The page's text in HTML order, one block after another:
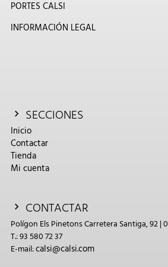
PORTES CALSI
INFORMACIÓN LEGAL
SECCIONES
Inicio
Contactar
Tienda
Mi cuenta
CONTACTAR
Polígon Els Pinetons Carretera Santiga, 92 |
T.: 93 580 72 37
E-mail:calsi@calsi.com